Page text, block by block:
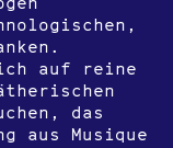
auf reine
das
aus Musique